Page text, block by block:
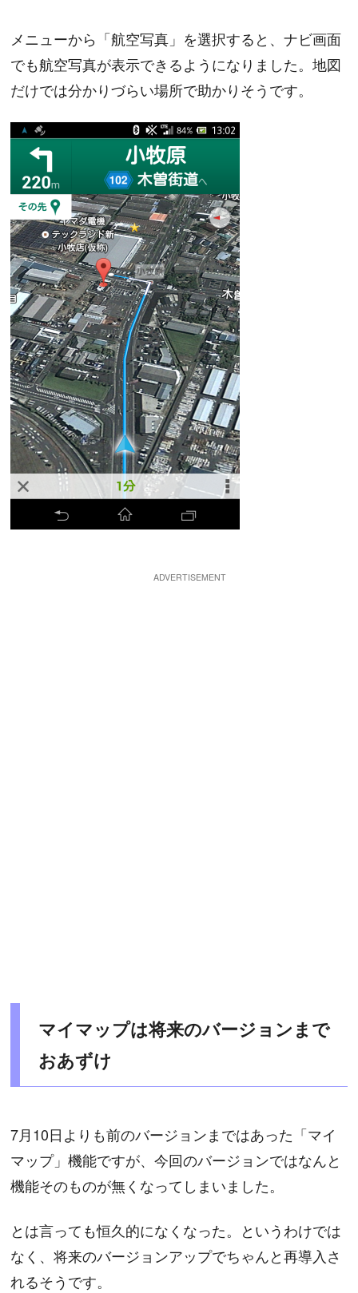
メニューから「航空写真」を選択すると、ナビ画面
でも航空写真が表示できるようになりました。地図
だけでは分かりづらい場所で助かりそうです。
マイマップは将来のバージョンまで
おあずけ
7月10日よりも前のバージョンまではあった「マイ
マップ」機能ですが、今回のバージョンではなんと
機能そのものが無くなってしまいました。
とは言っても恒久的になくなった。というわけでは
なく、将来のバージョンアップでちゃんと再導入さ
れるそうです。